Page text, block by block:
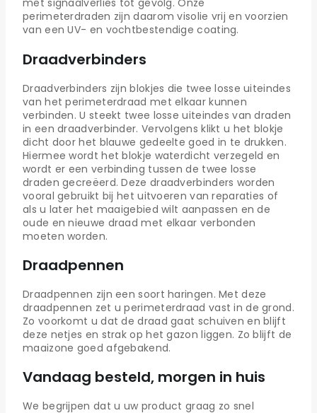
met signaalverlies tot gevolg. Onze
perimeterdraden zijn daarom visolie vrij en voorzien
van een UV- en vochtbestendige coating.
Draadverbinders
Draadverbinders zijn blokjes die twee losse uiteindes
van het perimeterdraad met elkaar kunnen
verbinden. U steekt twee losse uiteindes van draden
in een draadverbinder. Vervolgens klikt u het blokje
dicht door het blauwe gedeelte goed in te drukken.
Hiermee wordt het blokje waterdicht verzegeld en
wordt er een verbinding tussen de twee losse
draden gecreëerd. Deze draadverbinders worden
vooral gebruikt bij het uitvoeren van reparaties of
als u later het maaigebied wilt aanpassen en de
oude en nieuwe draad met elkaar verbonden
moeten worden.
Draadpennen
Draadpennen zijn een soort haringen. Met deze
draadpennen zet u perimeterdraad vast in de grond.
Zo voorkomt u dat de draad gaat schuiven en blijft
deze netjes en strak op het gazon liggen. Zo blijft de
maaizone goed afgebakend.
Vandaag besteld, morgen in huis
We begrijpen dat u uw product graag zo snel